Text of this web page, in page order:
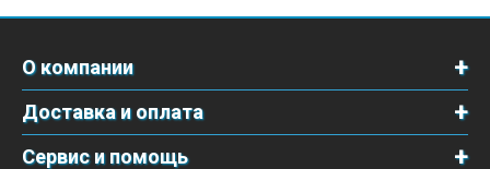
О компании
Доставка и оплата
Сервис и помощь